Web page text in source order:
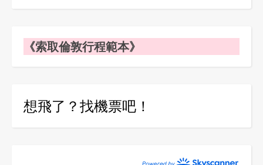
《索取倫敦行程範本》
想飛了？找機票吧！